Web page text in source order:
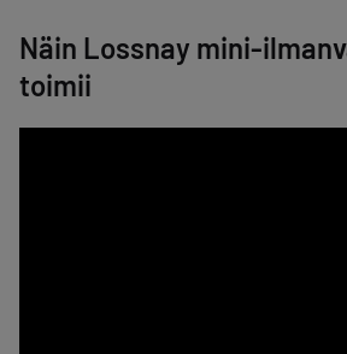
Näin Lossnay mini-
toimii